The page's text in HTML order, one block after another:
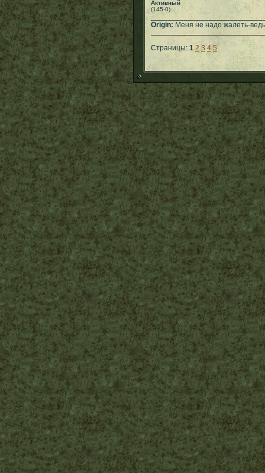
Активный
(145-0)
Origin: Меня не надо жалеть-
Страницы: 1 2 3 4 5